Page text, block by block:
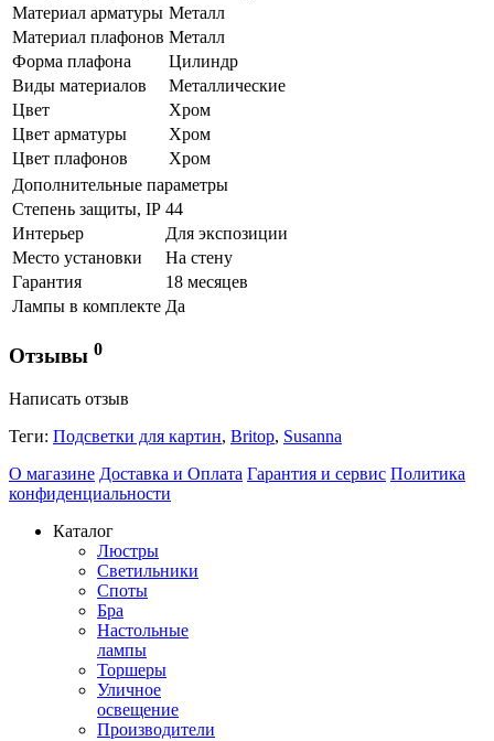
Материал арматуры Металл
Материал плафонов Металл
Форма плафона
Цилиндр
Виды материалов
Металлические
Цвет
Хром
Цвет арматуры
Хром
Цвет плафонов
Хром
Дополнительные параметры
Степень защиты, IP 44
Интерьер
Для экспозиции
Место установки
На стену
Гарантия
18 месяцев
Лампы в комплекте Да
Отзывы 0
Написать отзыв
Теги: Подсветки для картин, Britop, Susanna
О магазине Доставка и Оплата Гарантия и сервис Политика
конфиденциальности
Каталог
Люстры
Светильники
Споты
Бра
Настольные
лампы
Торшеры
Уличное
освещение
Производители